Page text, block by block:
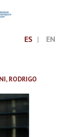
ES EN
RODRIGO